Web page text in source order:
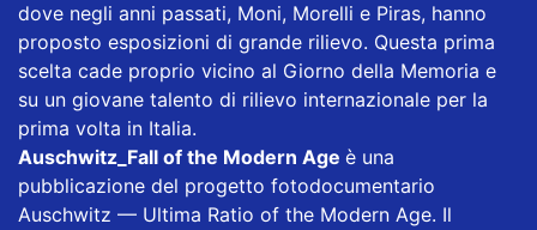
dove negli anni passati, Moni, Morelli e Piras, hanno
proposto esposizioni di grande rilievo. Questa prima
scelta cade proprio vicino al Giorno della Memoria e
su un giovane talento di rilievo internazionale per la
prima volta in Italia.
Auschwitz_Fall of the Modern Age è una
pubblicazione del progetto fotodocumentario
Auschwitz — Ultima Ratio of the Modern Age. Il